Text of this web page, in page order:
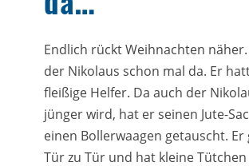
Endlich rückt Weihnachten
der Nikolaus schon mal da. Er
fleißige Helfer. Da auch der
jünger wird, hat er seinen Jute-
einen Bollerwaagen getauscht. Er
Tür zu Tür und hat kleine